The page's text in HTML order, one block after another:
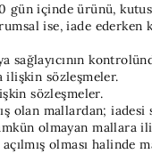
içinde ürünü,
ise, iade
sağlayıcının
ilişkin sözleşmeler.
sözleşmeler.
mallardan;
olmayan mallara
olması